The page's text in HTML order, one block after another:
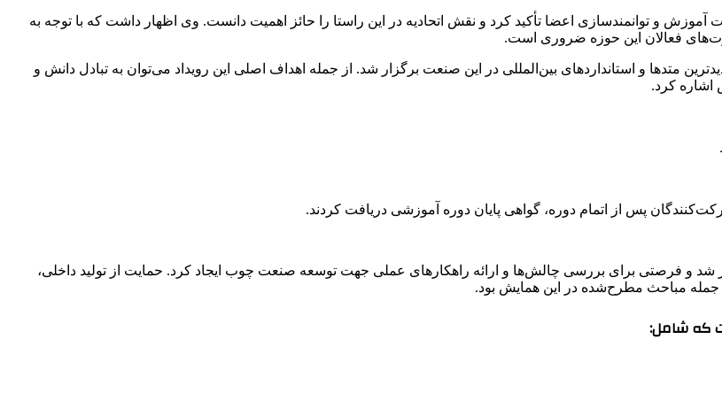
آموزش و توانمندسازی اعضا تأکید کرد و نقش اتحادیه در این راستا را حائز اهمیت دانست. وی اظهار داشت که با توجه به
فعالان این حوزه ضروری است.
متدها و استانداردهای بین‌المللی در این صنعت برگزار شد. از جمله اهداف اصلی این رویداد می‌توان به تبادل دانش و
اشاره کرد.
شد و فرصتی برای بررسی چالش‌ها و ارائه راهکارهای عملی جهت توسعه صنعت چوب ایجاد کرد. حمایت از تولید داخلی،
جمله مباحث مطرح‌شده در این همایش بود.
که شامل: